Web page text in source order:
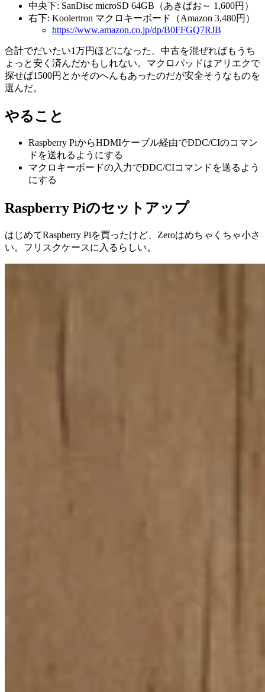
中央下: SanDisc microSD 64GB（あきばお～ 1,600円）
右下: Koolertron マクロキーボード（Amazon 3,480円）
https://www.amazon.co.jp/dp/B0FFGQ7RJB
合計でだいたい1万円ほどになった。中古を混ぜればもうち
ょっと安く済んだかもしれない。マクロパッドはアリエクで
探せば1500円とかそのへんもあったのだが安全そうなものを
選んだ。
やること
Raspberry PiからHDMIケーブル経由でDDC/CIのコマン
ドを送れるようにする
マクロキーボードの入力でDDC/CIコマンドを送るよう
にする
Raspberry Piのセットアップ
はじめてRaspberry Piを買ったけど、Zeroはめちゃくちゃ小さ
い。フリスクケースに入るらしい。